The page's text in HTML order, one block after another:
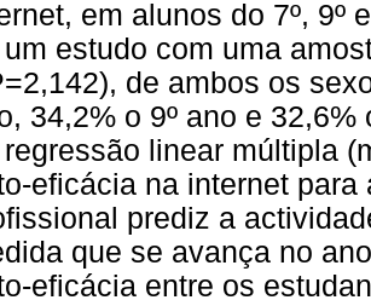
em alunos do 7º, 9º
estudo com uma
de ambos os
34,2% o 9º ano e
regressão linear múltipla
eficácia na internet
prediz a
que se avança no
eficácia entre os